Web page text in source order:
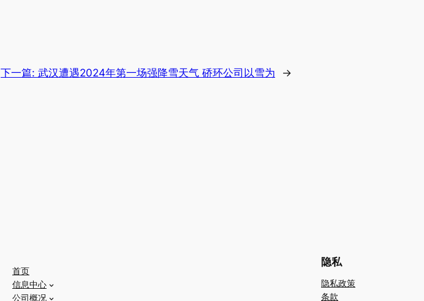
下一篇: 武汉遭遇2024年第一场强降雪天气 硚环公司以雪为 →
首页
信息中心
公司概况
隐私
隐私政策
条款